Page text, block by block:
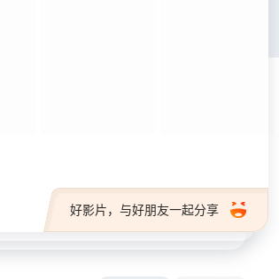
好影片，与好朋友一起分享